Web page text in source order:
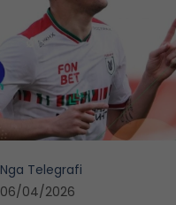
Nga Telegrafi
06/04/2026